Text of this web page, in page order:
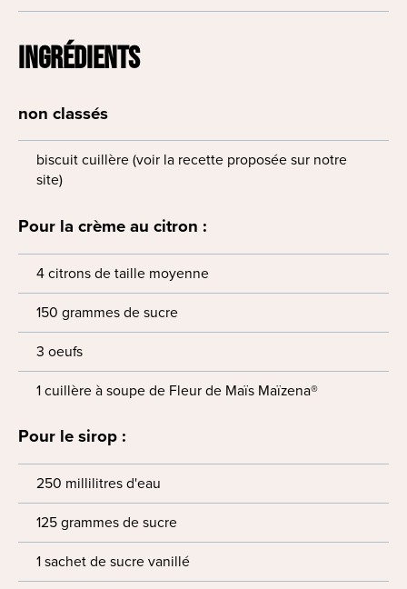
INGRÉDIENTS
non classés
biscuit cuillère (voir la recette proposée sur notre
site)
Pour la crème au citron :
4 citrons de taille moyenne
150 grammes de sucre
3 oeufs
1 cuillère à soupe de Fleur de Maïs Maïzena®
Pour le sirop :
250 millilitres d'eau
125 grammes de sucre
1 sachet de sucre vanillé